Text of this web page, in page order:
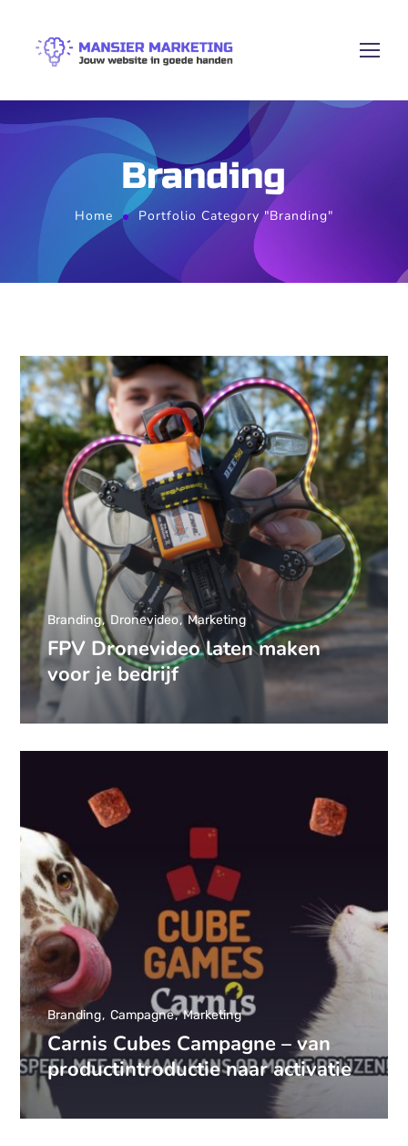
Branding
Home Portfolio Category "Branding"
FPV Dronevideo laten maken
voor je bedrijf
Branding Dronevideo Marketing
Carnis Cubes Campagne – van
productintroductie naar activatie
Branding Campagne Marketing